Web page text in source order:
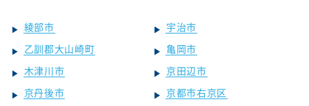
綾部市
宇治市
乙訓郡大山崎町
亀岡市
木津川市
京田辺市
京丹後市
京都市右京区